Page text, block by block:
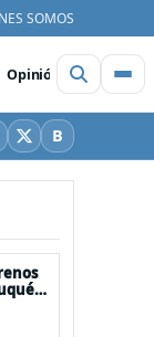
SOMOS
Opinión Videos
X BBluesky